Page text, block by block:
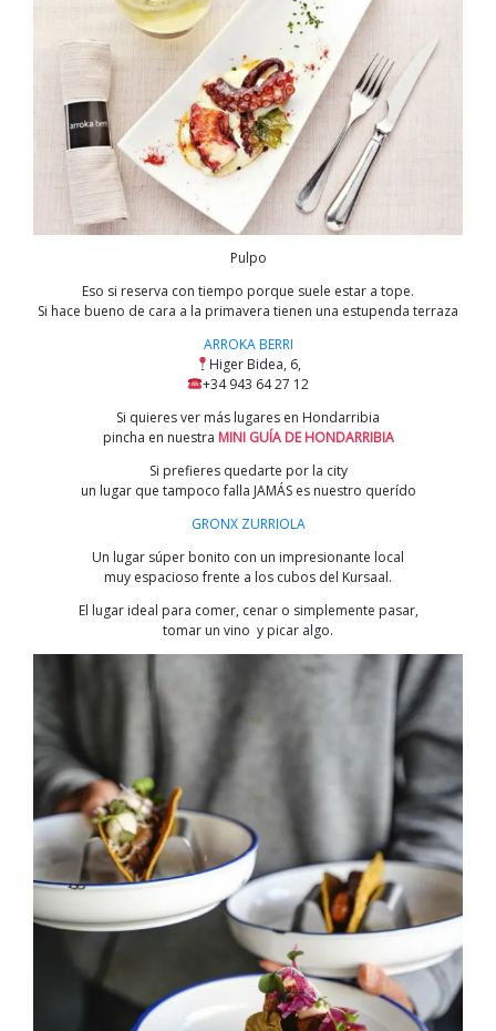
Pulpo
Eso si reserva con tiempo porque suele estar a tope.
Si hace bueno de cara a la primavera tienen una estupenda terraza
ARROKA BERRI
Higer Bidea, 6,
+34 943 64 27 12
Si quieres ver más lugares en Hondarribia
pincha en nuestra MINI GUÍA DE HONDARRIBIA
Si prefieres quedarte por la city
un lugar que tampoco falla JAMÁS es nuestro querído
GRONX ZURRIOLA
Un lugar súper bonito con un impresionante local
muy espacioso frente a los cubos del Kursaal.
El lugar ideal para comer, cenar o simplemente pasar,
tomar un vino y picar algo.